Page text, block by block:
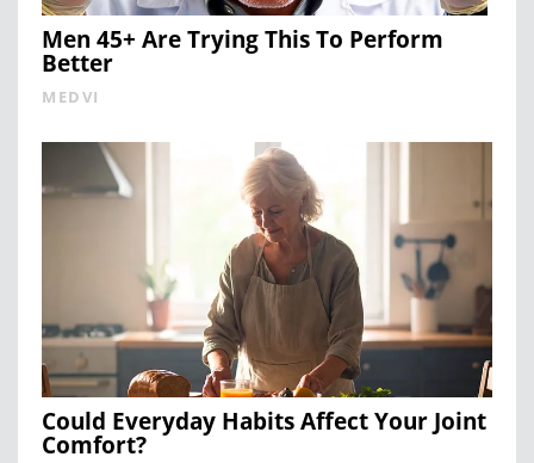
Men 45+ Are Trying This To Perform
Better
MEDVI
Could Everyday Habits Affect Your Joint
Comfort?